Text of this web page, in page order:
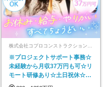
※プロジェクトサポート事務☆
未経験から月収37万円も可☆リ
モート研修あり☆土日祝休☆20
代～30代活躍/b